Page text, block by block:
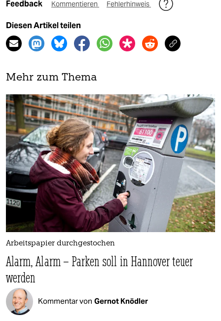
Feedback Kommentieren Fehlerhinweis
Diesen Artikel teilen
Mehr zum Thema
Arbeitspapier durchgestochen
Alarm, Alarm – Parken soll in Hannover teuer
werden
Kommentar von Gernot Knödler